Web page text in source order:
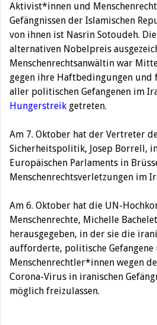
Aktivist*innen und
Gefängnissen der Islamischen
von ihnen ist Nasrin Sotoudeh.
alternativen Nobelpreis
Menschenrechtsanwältin war
gegen ihre Haftbedingungen und
aller politischen Gefangenen im
Hungerstreik getreten.
Am 7. Oktober hat der Vertreter
Sicherheitspolitik, Josep Borrell,
Europäischen Parlaments in
Menschenrechtsverletzungen im
Am 6. Oktober hat die UN-
Menschenrechte, Michelle
herausgegeben, in der sie die
aufforderte, politische
Menschenrechtler*innen wegen
Corona-Virus in iranischen
möglich freizulassen.